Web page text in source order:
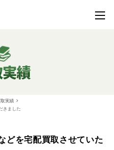
績
取実績
きました
どを宅配買取させていた